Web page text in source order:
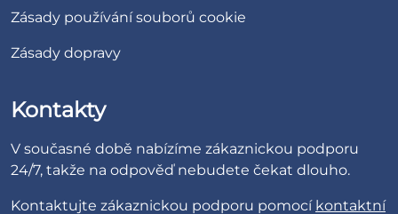
Zásady používání souborů cookie
Zásady dopravy
Kontakty
V současné době nabízíme zákaznickou podporu
24/7, takže na odpověď nebudete čekat dlouho.
Kontaktujte zákaznickou podporu pomocí kontaktní